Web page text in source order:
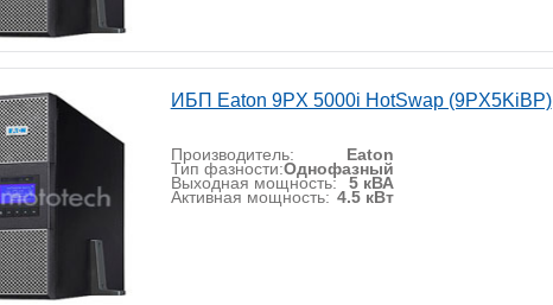
ИБП Eaton 9PX 5000i HotSwap (9PX5KiBP)
Производитель: Eaton
Тип фазности:Однофазный
Выходная мощность: 5 кВА
Активная мощность: 4.5 кВт